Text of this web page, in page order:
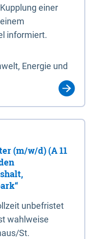
einer
informiert.
Energie und
(m/w/d) (A 11
unbefristet
wahlweise
St.